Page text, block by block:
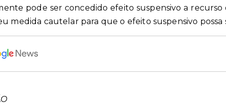
pode ser concedido efeito suspensivo a
medida cautelar para que o efeito suspensivo